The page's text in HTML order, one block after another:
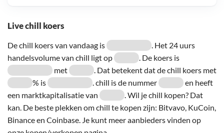
Live chill koers
De chill koers van vandaag is
. Het 24 uurs
handelsvolume van chill ligt op
. De koers is
met
. Dat betekent dat de chill koers met
% is
. chill is de nummer
en heeft
een marktkapitalisatie van
. Wil je chill kopen? Dat
kan. De beste plekken om chill te kopen zijn: Bitvavo, KuCoin,
Binance en Coinbase. Je kunt meer aanbieders vinden op